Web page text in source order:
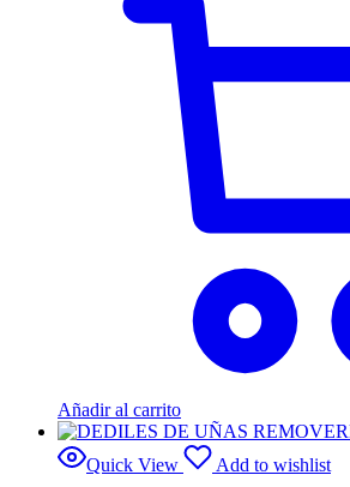
Añadir al carrito
Quick View Add to wishlist